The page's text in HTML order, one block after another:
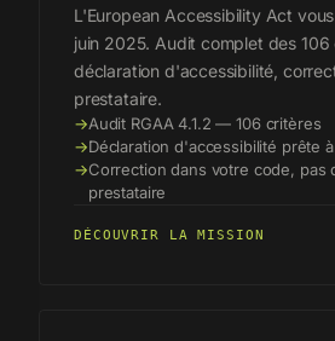
L'European Accessibility Act
juin 2025. Audit complet des 106
déclaration d'accessibilité,
prestataire.
→Audit RGAA 4.1.2 — 106 critères
→Déclaration d'accessibilité prête
→Correction dans votre code, pas
prestataire
DÉCOUVRIR LA MISSION